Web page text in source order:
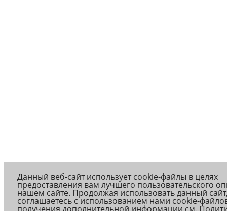
Данный веб-сайт использует cookie-файлы в целях
предоставления вам лучшего пользовательского
нашем сайте. Продолжая использовать данный
соглашаетесь с использованием нами cookie-